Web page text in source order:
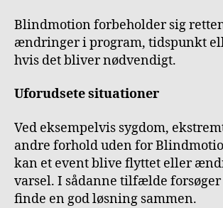
Blindmotion forbeholder sig
ændringer i program, tidspunkt
hvis det bliver nødvendigt.
Uforudsete situationer
Ved eksempelvis sygdom,
andre forhold uden for
kan et event blive flyttet eller
varsel. I sådanne tilfælde
finde en god løsning sammen.